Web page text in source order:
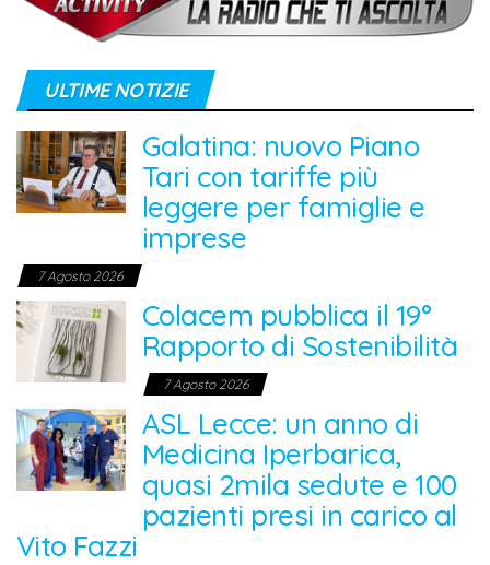
ULTIME NOTIZIE
Galatina: nuovo Piano
Tari con tariffe più
leggere per famiglie e
imprese
7 Agosto 2026
Colacem pubblica il 19°
Rapporto di Sostenibilità
7 Agosto 2026
ASL Lecce: un anno di
Medicina Iperbarica,
quasi 2mila sedute e 100
pazienti presi in carico al
Vito Fazzi